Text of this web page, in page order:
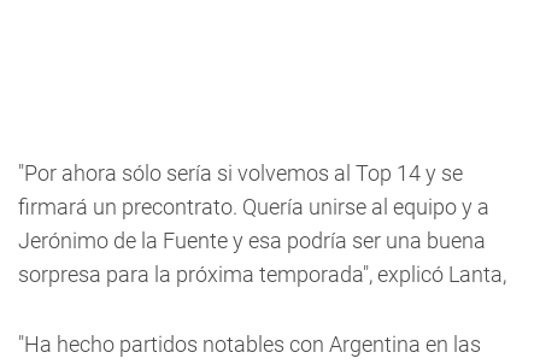
"Por ahora sólo sería si volvemos al Top 14 y se
firmará un precontrato. Quería unirse al equipo y a
Jerónimo de la Fuente y esa podría ser una buena
sorpresa para la próxima temporada", explicó Lanta,
"Ha hecho partidos notables con Argentina en las